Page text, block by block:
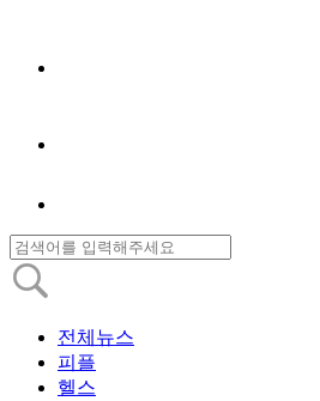
전체뉴스
피플
헬스